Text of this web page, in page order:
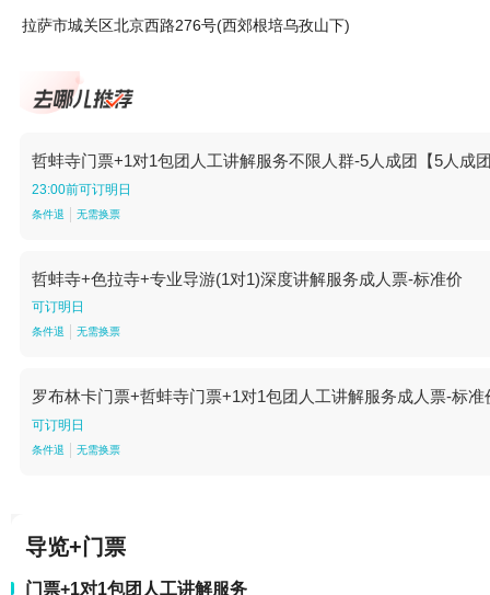
拉萨市城关区北京西路276号(西郊根培乌孜山下)
哲蚌寺门票+1对1包团人工讲解服务不限人群-5人成团【5人成
23:00前可订明日
条件退 无需换票
哲蚌寺+色拉寺+专业导游(1对1)深度讲解服务成人票-标准价
可订明日
条件退 无需换票
罗布林卡门票+哲蚌寺门票+1对1包团人工讲解服务成人票-标准
可订明日
条件退 无需换票
导览+门票
门票+1对1包团人工讲解服务